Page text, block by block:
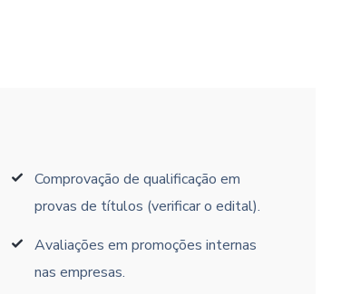
Comprovação de qualificação em
provas de títulos (verificar o edital).
Avaliações em promoções internas
nas empresas.